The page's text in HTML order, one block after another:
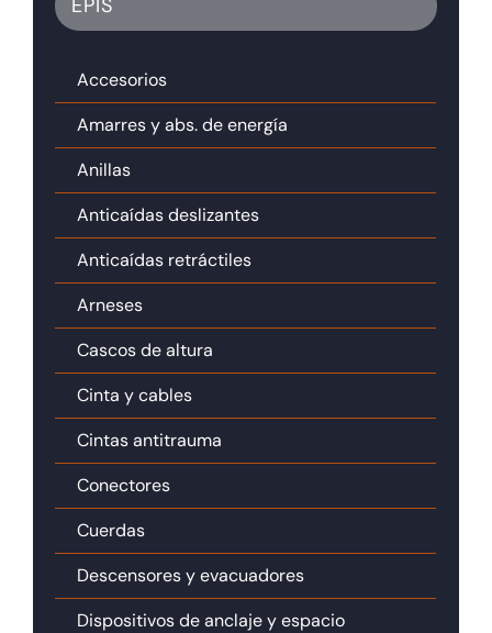
EPIS
Accesorios
Amarres y abs. de energía
Anillas
Anticaídas deslizantes
Anticaídas retráctiles
Arneses
Cascos de altura
Cinta y cables
Cintas antitrauma
Conectores
Cuerdas
Descensores y evacuadores
Dispositivos de anclaje y espacio